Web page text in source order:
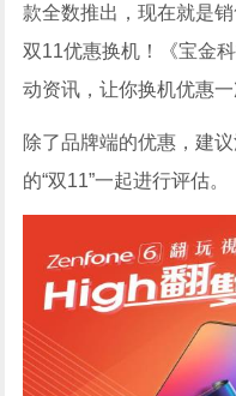
款全数推出，现在就是
双11优惠换机！《宝金
动资讯，让你换机优惠一
除了品牌端的优惠，建
的“双11”一起进行评估。